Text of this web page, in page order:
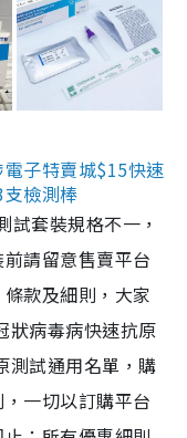
子特賣城$15快速
檢測棒
試套裝規格不一，
請留意售賣平台
款及細則，大家
狀病毒病快速抗原
測試通用名單，購
一切以訂購平台